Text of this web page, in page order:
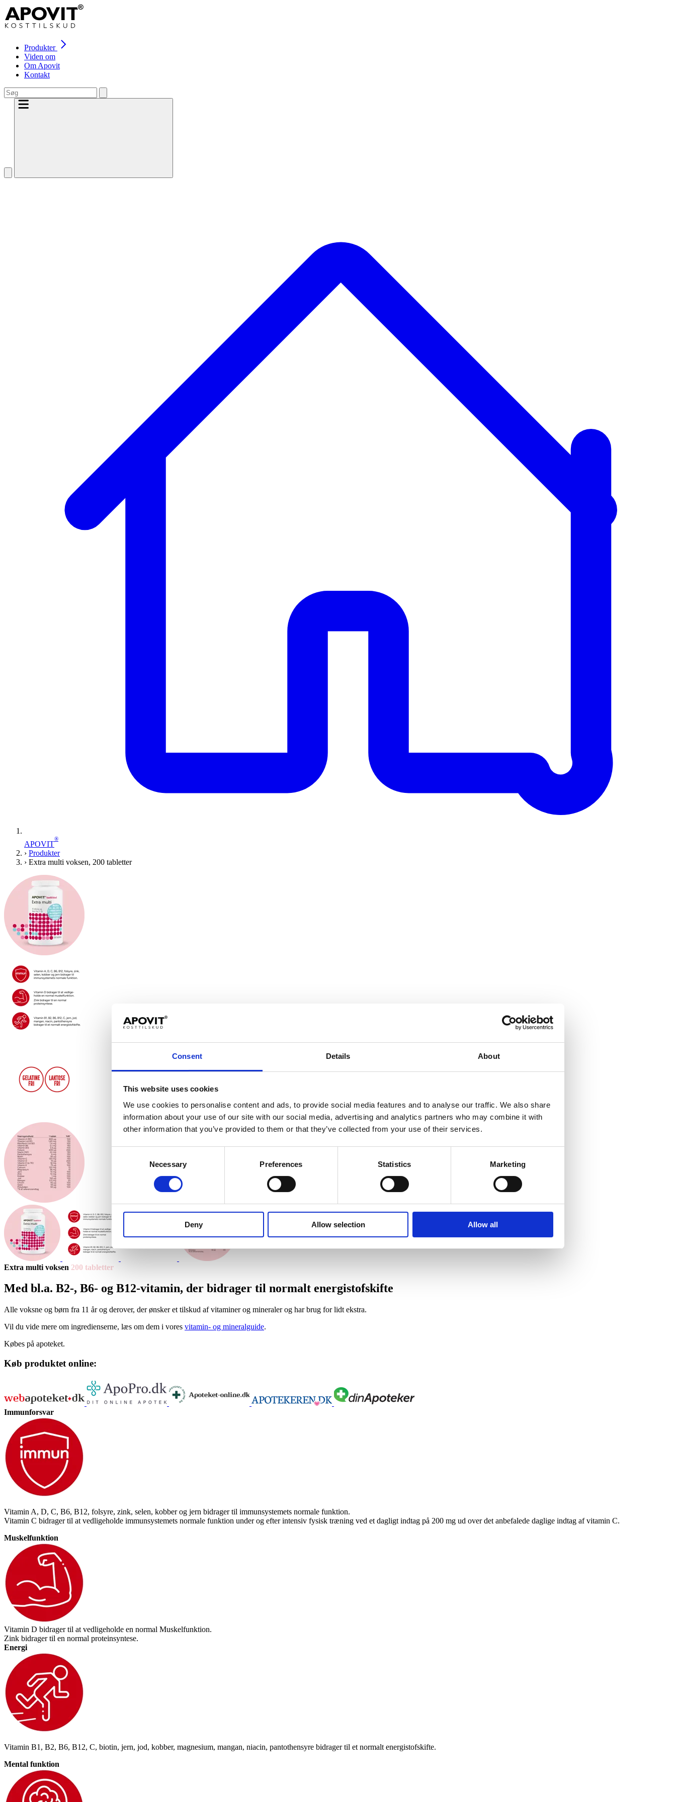
Consent Details About
This website uses cookies
We use cookies to personalise content and ads, to provide social media features and to analyse our traffic. We also share
information about your use of our site with our social media, advertising and analytics partners who may combine it with
other information that you’ve provided to them or that they’ve collected from your use of their services.
Necessary Preferences Statistics Marketing
Deny Allow selection Allow all
Produkter
Viden om
Om Apovit
Kontakt
APOVIT
®
› Produkter
› Extra multi voksen, 200 tabletter
Extra multi vok­sen 200 tab­let­ter
Med bl.a. B2-, B6- og B12-vita­min, der bidra­ger til nor­malt ener­gi­stof­skifte
Alle voksne og børn fra 11 år og derover, der ønsker et tilskud af vitaminer og mineraler og har brug for lidt ekstra.
Vil du vide mere om ingredienserne, læs om dem i vores vitamin- og mineralguide.
Købes på apoteket.
Køb produktet online:
Immunforsvar
Vitamin A, D, C, B6, B12, folsyre, zink, selen, kobber og jern bidrager til immunsystemets normale funktion.
Vitamin C bidrager til at vedligeholde immunsystemets normale funktion under og efter intensiv fysisk træning ved et dagligt indtag på 200 mg ud over det anbefalede daglige indtag af vitamin C.
Muskelfunktion
Vitamin D bidrager til at vedligeholde en normal Muskelfunktion.
Zink bidrager til en normal proteinsyntese.
Energi
Vitamin B1, B2, B6, B12, C, biotin, jern, jod, kobber, magnesium, mangan, niacin, pantothensyre bidrager til et normalt energistofskifte.
Mental funktion